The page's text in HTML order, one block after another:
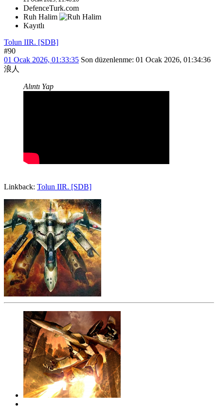
DefenceTurk.com
Ruh Halim
Kayıtlı
Tolun IIR. [SDB]
#90
01 Ocak 2026, 01:33:35 Son düzenlenme: 01 Ocak 2026, 01:34:36
浪人
Alıntı Yap
Linkback: Tolun IIR. [SDB]